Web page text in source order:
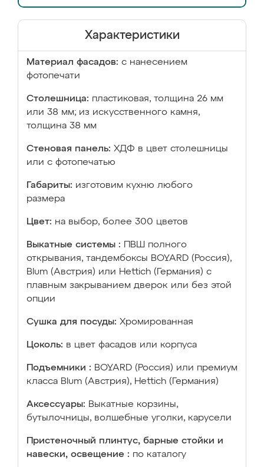
Характеристики
Материал фасадов: с нанесением
фотопечати
Столешница: пластиковая, толщина 26 мм
или 38 мм; из искусственного камня,
толщина 38 мм
Стеновая панель: ХДФ в цвет столешницы
или с фотопечатью
Габариты: изготовим кухню любого
размера
Цвет: на выбор, более 300 цветов
Выкатные системы :
ПВШ полного
открывания, тандембоксы BOYARD (Россия),
Blum (Австрия) или Hettich (Германия) с
плавным закрыванием дверок или без этой
опции
Сушка для посуды: Хромированная
Цоколь: в цвет фасадов или корпуса
Подъемники : BOYARD (Россия) или премиум
класса Blum (Австрия), Hettich (Германия)
Аксессуары: Выкатные корзины,
бутылочницы, волшебные уголки, карусели
Пристеночный плинтус, барные стойки и
навески, освещение : по каталогу